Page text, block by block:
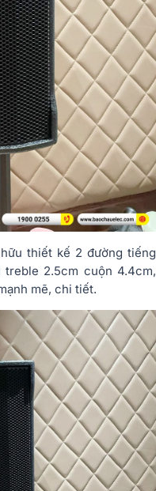
thiết kế 2 đường tiếng
treble 2.5cm cuộn 4.4cm,
mẽ, chi tiết.